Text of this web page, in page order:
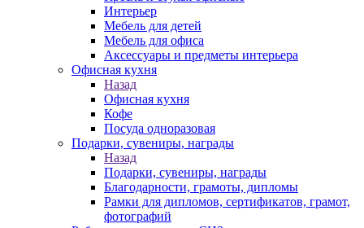
Интерьер
Мебель для детей
Мебель для офиса
Аксессуары и предметы интерьера
Офисная кухня
Назад
Офисная кухня
Кофе
Посуда одноразовая
Подарки, сувениры, награды
Назад
Подарки, сувениры, награды
Благодарности, грамоты, дипломы
Рамки для дипломов, сертификатов, грамот,
фотографий